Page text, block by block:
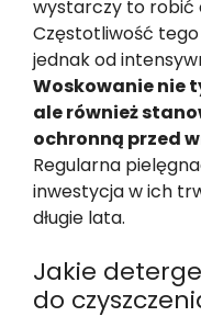
wystarczy to robić
Częstotliwość tego
jednak od
Woskowanie nie
ale również
ochronną przed
Regularna
inwestycja w ich
długie lata.
Jakie
do